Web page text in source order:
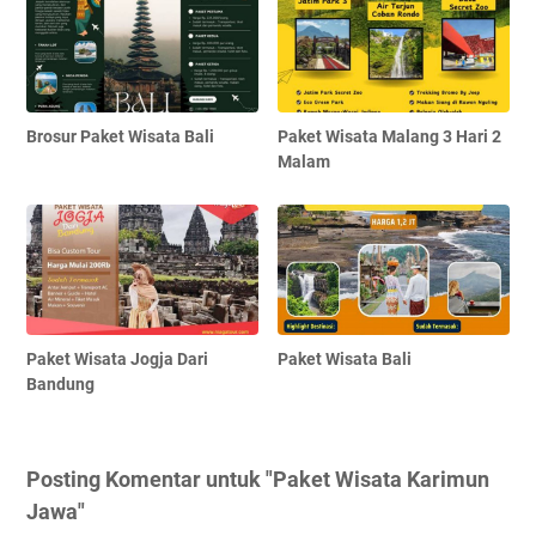
Brosur Paket Wisata Bali
Paket Wisata Malang 3 Hari 2
Malam
Paket Wisata Jogja Dari
Bandung
Paket Wisata Bali
Posting Komentar untuk "Paket Wisata Karimun
Jawa"